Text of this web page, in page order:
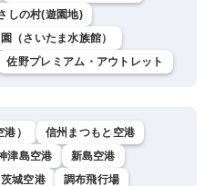
しの村(遊園地)
（さいたま水族館）
佐野プレミアム・アウトレット
）
信州まつもと空港
津島空港
新島空港
茨城空港 調布飛行場